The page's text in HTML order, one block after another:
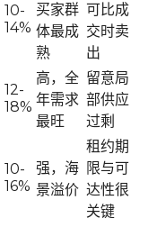
10-
14%
买家群
体最成
熟
可比成
交时卖
出
12-
18%
高，全
年需求
最旺
留意局
部供应
过剩
10-
16%
强，海
景溢价
租约期
限与可
达性很
关键